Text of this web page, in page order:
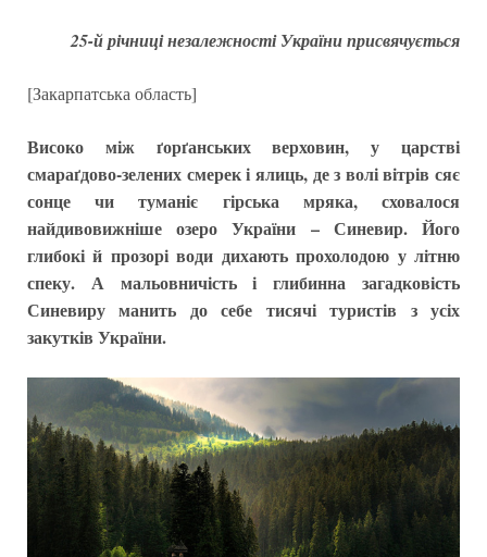
25-й річниці незалежності України присвячується
[Закарпатська область]
Високо між ґорґанських верховин, у царстві
смараґдово-зелених смерек і ялиць, де з волі вітрів сяє
сонце чи туманіє гірська мряка, сховалося
найдивовижніше озеро України – Синевир. Його
глибокі й прозорі води дихають прохолодою у літню
спеку. А мальовничість і глибинна загадковість
Синевиру манить до себе тисячі туристів з усіх
закутків України.